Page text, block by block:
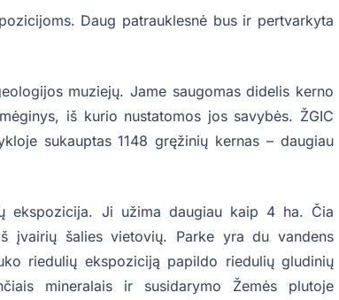
Daug patrauklesnė bus ir pertvarkyta
muziejų. Jame saugomas didelis kerno
iš kurio nustatomos jos savybės. ŽGIC
sukauptas 1148 gręžinių kernas – daugiau
ekspozicija. Ji užima daugiau kaip 4 ha. Čia
įvairių šalies vietovių. Parke yra du vandens
riedulių ekspoziciją papildo riedulių gludinių
mineralais ir susidarymo Žemės plutoje